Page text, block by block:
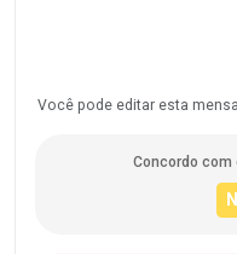
Você pode editar esta
Concordo com